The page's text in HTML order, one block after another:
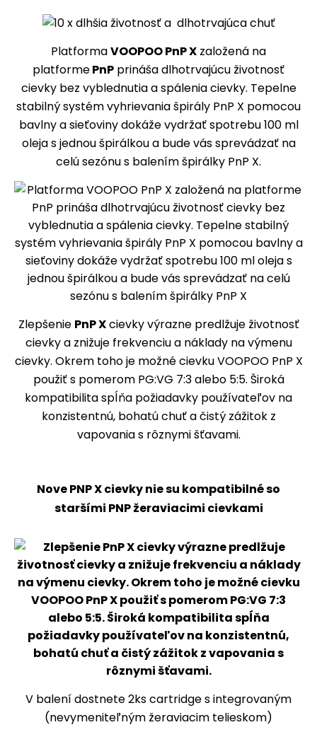
PlatformaVOOPOO PnP X založená na
platformePnP prináša dlhotrvajúcu životnosť
cievky bez vyblednutia a spálenia cievky. Tepelne
stabilný systém vyhrievania špirály PnP X pomocou
bavlny a sieťoviny dokáže vydržať spotrebu 100 ml
oleja s jednou špirálkou a bude vás sprevádzať na
celú sezónu s balením špirálky PnP X.
Zlepšenie PnP Xcievky výrazne predlžuje životnosť
cievky a znižuje frekvenciu a náklady na výmenu
cievky. Okrem toho je možné cievku VOOPOO PnP X
použiť s pomerom PG:VG 7:3 alebo 5:5. Široká
kompatibilita spĺňa požiadavky používateľov na
konzistentnú, bohatú chuť a čistý zážitok z
vapovania s rôznymi šťavami.
Nove PNP X cievky nie su kompatibilné so
staršími PNP žeraviacimi cievkami
V balení dostnete 2ks cartridge s integrovaným
(nevymeniteľným žeraviacim telieskom)